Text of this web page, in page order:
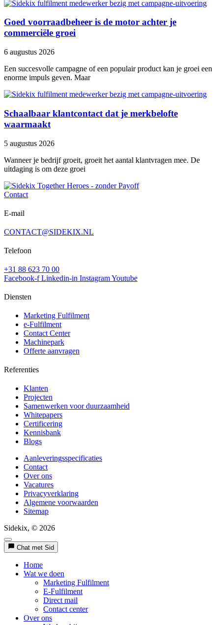
Goed voorraadbeheer is de motor achter je
commerciële groei
6 augustus 2026
Een succesvolle campagne of een populair product kan je groei een
enorme impuls geven. Maar
Schaalbaar klantcontact dat je merkbelofte
waarmaakt
5 augustus 2026
Wanneer je bedrijf groeit, groeit het aantal klantvragen mee. De
uitdaging is om deze groei
Contact
E-mail
CONTACT@SIDEKIX.NL
Telefoon
+31 88 623 70 00
Facebook-f Linkedin-in InstagramYoutube
Diensten
Marketing Fulfilment
e-Fulfilment
Contact Center
Machinepark
Offerte aanvragen
Referenties
Klanten
Projecten
Samenwerken voor duurzaamheid
Whitepapers
Certificering
Kennisbank
Blogs
Aanleveringsspecificaties
Contact
Over ons
Vacatures
Privacyverklaring
Algemene voorwaarden
Sitemap
Sidekix, © 2026
Chat met Sid
Home
Wat we doen
Marketing Fulfilment
E-Fulfilment
Direct mail
Contact center
Over ons